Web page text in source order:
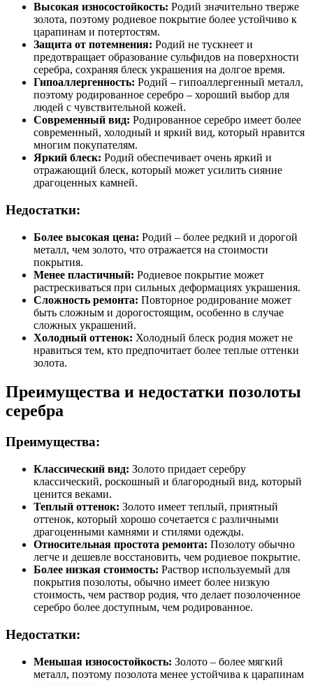
Высокая износостойкость: Родий значительно тверже
золота, поэтому родиевое покрытие более устойчиво к
царапинам и потертостям.
Защита от потемнения: Родий не тускнеет и
предотвращает образование сульфидов на поверхности
серебра, сохраняя блеск украшения на долгое время.
Гипоаллергенность: Родий – гипоаллергенный металл,
поэтому родированное серебро – хороший выбор для
людей с чувствительной кожей.
Современный вид: Родированное серебро имеет более
современный, холодный и яркий вид, который нравится
многим покупателям.
Яркий блеск: Родий обеспечивает очень яркий и
отражающий блеск, который может усилить сияние
драгоценных камней.
Недостатки:
Более высокая цена: Родий – более редкий и дорогой
металл, чем золото, что отражается на стоимости
покрытия.
Менее пластичный: Родиевое покрытие может
растрескиваться при сильных деформациях украшения.
Сложность ремонта: Повторное родирование может
быть сложным и дорогостоящим, особенно в случае
сложных украшений.
Холодный оттенок: Холодный блеск родия может не
нравиться тем, кто предпочитает более теплые оттенки
золота.
Преимущества и недостатки позолоты
серебра
Преимущества:
Классический вид: Золото придает серебру
классический, роскошный и благородный вид, который
ценится веками.
Теплый оттенок: Золото имеет теплый, приятный
оттенок, который хорошо сочетается с различными
драгоценными камнями и стилями одежды.
Относительная простота ремонта: Позолоту обычно
легче и дешевле восстановить, чем родиевое покрытие.
Более низкая стоимость: Раствор используемый для
покрытия позолоты, обычно имеет более низкую
стоимость, чем раствор родия, что делает позолоченное
серебро более доступным, чем родированное.
Недостатки:
Меньшая износостойкость: Золото – более мягкий
металл, поэтому позолота менее устойчива к царапинам